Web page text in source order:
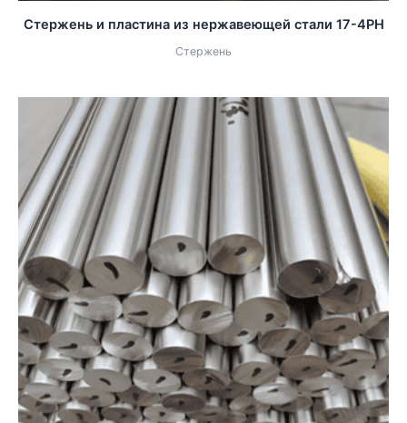
Стержень и пластина из нержавеющей стали 17-4PH
Стержень